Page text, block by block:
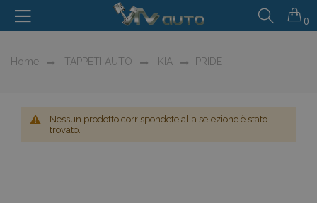
0
Home TAPPETI AUTO KIA PRIDE
Nessun prodotto corrispondete alla selezione è stato
trovato.